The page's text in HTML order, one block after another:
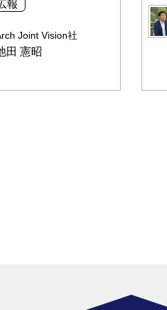
報
Joint Vision社
田 憲昭